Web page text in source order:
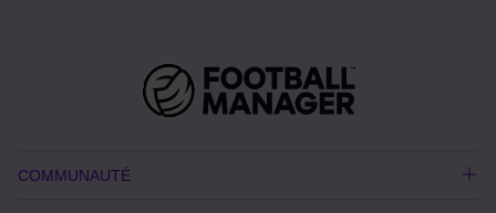
COMMUNAUTÉ